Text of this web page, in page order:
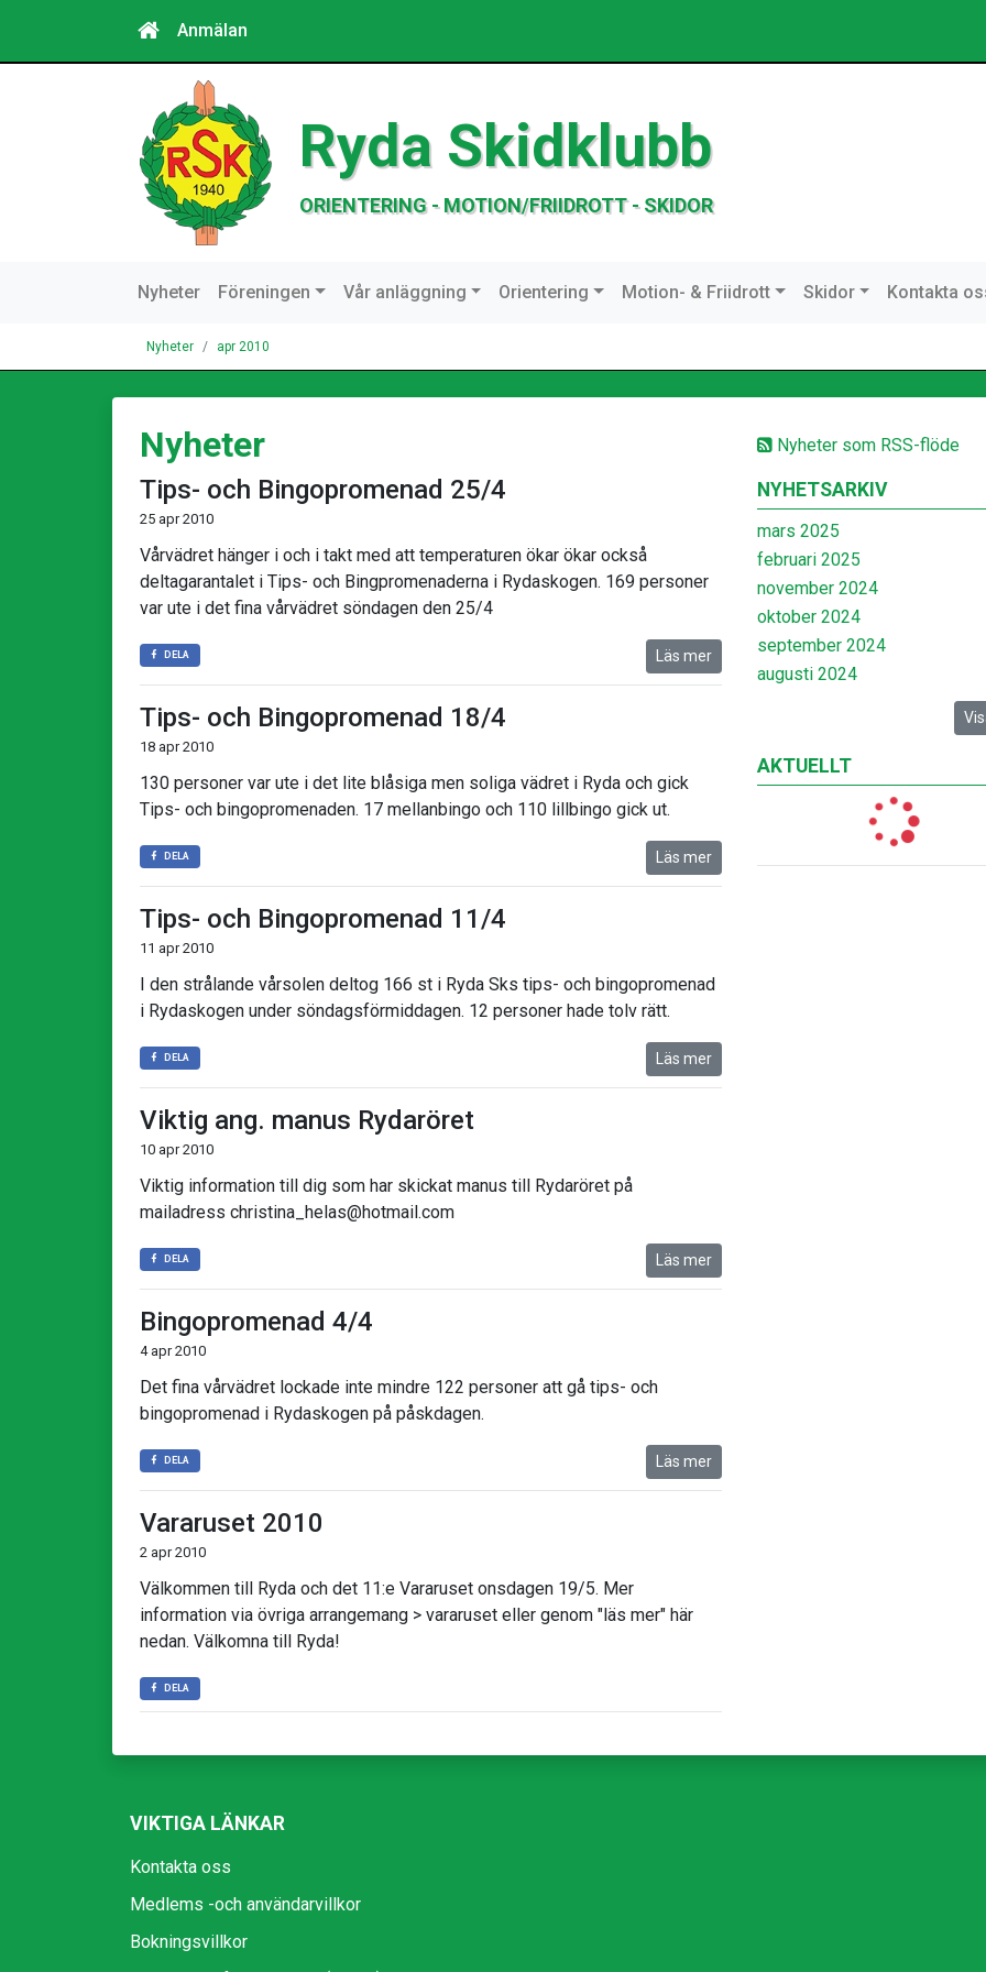
Anmälan
Ryda Skidklubb
ORIENTERING - MOTION/FRIIDROTT - SKIDOR
Nyheter Föreningen Vår anläggning Orientering Motion- & Friidrott Skidor Kontakta
Nyheter apr 2010
Nyheter som RSS-flöde
NYHETSARKIV
mars 2025
februari 2025
november 2024
oktober 2024
september 2024
augusti 2024
AKTUELLT
Nyheter
Tips- och Bingopromenad 25/4
25 apr 2010
Vårvädret hänger i och i takt med att temperaturen ökar ökar också
deltagarantalet i Tips- och Bingpromenaderna i Rydaskogen. 169 personer
var ute i det fina vårvädret söndagen den 25/4
DELA Läs mer
Tips- och Bingopromenad 18/4
18 apr 2010
130 personer var ute i det lite blåsiga men soliga vädret i Ryda och gick
Tips- och bingopromenaden. 17 mellanbingo och 110 lillbingo gick ut.
DELA Läs mer
Tips- och Bingopromenad 11/4
11 apr 2010
I den strålande vårsolen deltog 166 st i Ryda Sks tips- och bingopromenad
i Rydaskogen under söndagsförmiddagen. 12 personer hade tolv rätt.
DELA Läs mer
Viktig ang. manus Rydaröret
10 apr 2010
Viktig information till dig som har skickat manus till Rydaröret på
mailadress christina_helas@hotmail.com
DELA Läs mer
Bingopromenad 4/4
4 apr 2010
Det fina vårvädret lockade inte mindre 122 personer att gå tips- och
bingopromenad i Rydaskogen på påskdagen.
DELA Läs mer
Vararuset 2010
2 apr 2010
Välkommen till Ryda och det 11:e Vararuset onsdagen 19/5. Mer
information via övriga arrangemang > vararuset eller genom "läs mer" här
nedan. Välkomna till Ryda!
DELA
VIKTIGA LÄNKAR
Kontakta oss
Medlems -och användarvillkor
Bokningsvillkor